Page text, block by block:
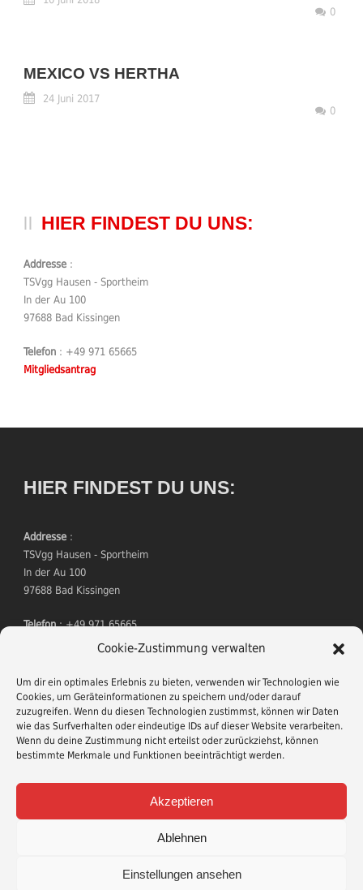
Cookie-Zustimmung verwalten
Um dir ein optimales Erlebnis zu bieten, verwenden wir Technologien wie
Cookies, um Geräteinformationen zu speichern und/oder darauf
zuzugreifen. Wenn du diesen Technologien zustimmst, können wir Daten
wie das Surfverhalten oder eindeutige IDs auf dieser Website verarbeiten.
Wenn du deine Zustimmung nicht erteilst oder zurückziehst, können
bestimmte Merkmale und Funktionen beeinträchtigt werden.
Akzeptieren
Ablehnen
Einstellungen ansehen
0
MEXICO VS HERTHA
24 Juni 2017
0
HIER FINDEST DU UNS:
Addresse :
TSVgg Hausen - Sportheim
In der Au 100
97688 Bad Kissingen
Telefon : +49 971 65665
Mitgliedsantrag
HIER FINDEST DU UNS:
Addresse :
TSVgg Hausen - Sportheim
In der Au 100
97688 Bad Kissingen
Telefon: +49 971 65665
TERMINE
am 21. November 2026